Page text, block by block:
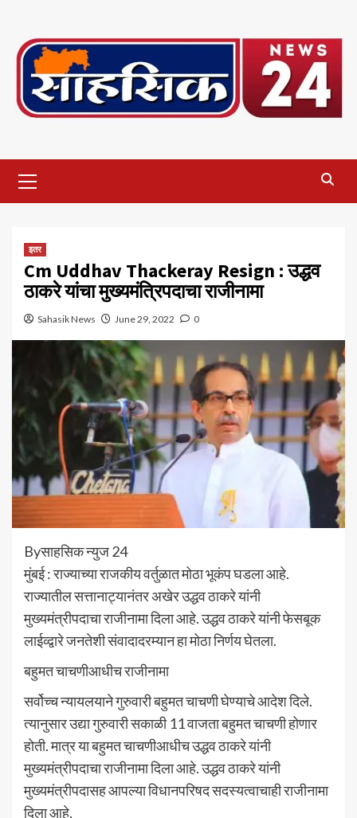
content
Menu
इतर
Cm Uddhav Thackeray Resign : उद्धव
ठाकरे यांचा मुख्यमंत्रिपदाचा राजीनामा
Sahasik News June 29, 2022 0
Byसाहसिक न्युज 24
मुंबई : राज्याच्या राजकीय वर्तुळात मोठा भूकंप घडला आहे.
राज्यातील सत्तानाट्यानंतर अखेर उद्धव ठाकरे यांनी
मुख्यमंत्रीपदाचा राजीनामा दिला आहे. उद्धव ठाकरे यांनी फेसबूक
लाईव्द्वारे जनतेशी संवादादरम्यान हा मोठा निर्णय घेतला.
बहुमत चाचणीआधीच राजीनामा
सर्वोच्च न्यायलयाने गुरुवारी बहुमत चाचणी घेण्याचे आदेश दिले.
त्यानुसार उद्या गुरुवारी सकाळी 11 वाजता बहुमत चाचणी होणार
होती. मात्र या बहुमत चाचणीआधीच उद्धव ठाकरे यांनी
मुख्यमंत्रीपदाचा राजीनामा दिला आहे. उद्धव ठाकरे यांनी
मुख्यमंत्रीपदासह आपल्या विधानपरिषद सदस्यत्वाचाही राजीनामा
दिला आहे.